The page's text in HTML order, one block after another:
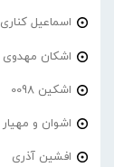
اسماعیل کناری
اشکان مهدوی
اشکین 0098
اشوان و مهیار
افشین آذری